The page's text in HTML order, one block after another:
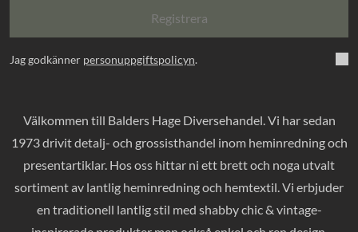
Registrera
Jag godkänner personuppgiftspolicyn.
Välkommen till Balders Hage Diversehandel. Vi har sedan
1973 drivit detalj- och grossisthandel inom heminredning och
presentartiklar. Hos oss hittar ni ett brett och noga utvalt
sortiment av lantlig heminredning och hemtextil. Vi erbjuder
en traditionell lantlig stil med shabby chic & vintage-